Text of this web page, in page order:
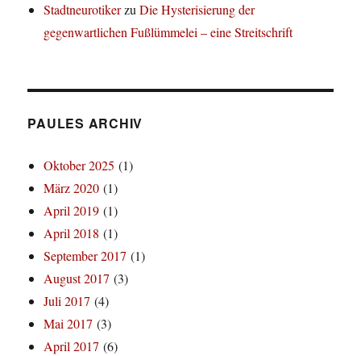
StadtneurotikerzuDie Hysterisierung der
gegenwartlichen Fußlümmelei – eine Streitschrift
PAULES ARCHIV
Oktober 2025 (1)
März 2020 (1)
April 2019 (1)
April 2018 (1)
September 2017 (1)
August 2017 (3)
Juli 2017 (4)
Mai 2017 (3)
April 2017 (6)